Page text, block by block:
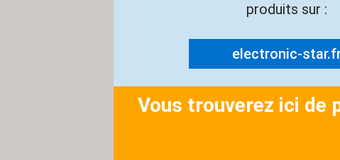
produits sur :
electronic-
Vous trouverez ici de